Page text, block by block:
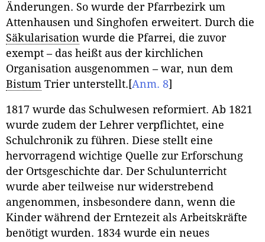
Änderungen. So wurde der Pfarrbezirk um
Attenhausen und Singhofen erweitert. Durch die
Säkularisation wurde die Pfarrei, die zuvor
exempt – das heißt aus der kirchlichen
Organisation ausgenommen – war, nun dem
Bistum Trier unterstellt. [Anm. 8]
1817 wurde das Schulwesen reformiert. Ab 1821
wurde zudem der Lehrer verpflichtet, eine
Schulchronik zu führen. Diese stellt eine
hervorragend wichtige Quelle zur Erforschung
der Ortsgeschichte dar. Der Schulunterricht
wurde aber teilweise nur widerstrebend
angenommen, insbesondere dann, wenn die
Kinder während der Erntezeit als Arbeitskräfte
benötigt wurden. 1834 wurde ein neues